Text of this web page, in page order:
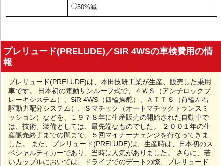
50%減
プレリュード(PRELUDE)／SiR 4WSの車検費用の情
報
プレリュード(PRELUDE)は、本田技研工業が生産、販売した乗用
車です。 日本初の電動サンルーフ式で、４ＷＳ（アンチロックブ
レーキシステム）、SiR 4WS（四輪操舵）、ＡＴＴＳ（前輪左右
駆動力配分システム）、Ｓマチック（オートマチックトランスミ
ッション）などを、１９７８年に生産販売の開始された自動車で
は、技術、装備としては、最先端なものでした。 ２００１年の生
産販売終了までの間まで、５回マイナーチェンジを行なってきま
した。 また、プレリュード(PRELUDE)は、生産時は、日本初のス
ペシャルティカーであり、当時は人気がありました。 さらに、若
いカップルにおいては、ドライブでのデートの際、プレリュード